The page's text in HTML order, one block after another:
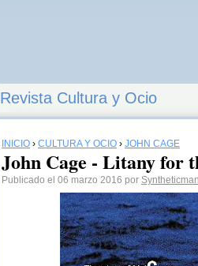
Revista Cultura y Ocio
INICIO › CULTURA Y OCIO › JOHN CAGE
John Cage - Litany for
Publicado el 06 marzo 2016 por Syntheticman